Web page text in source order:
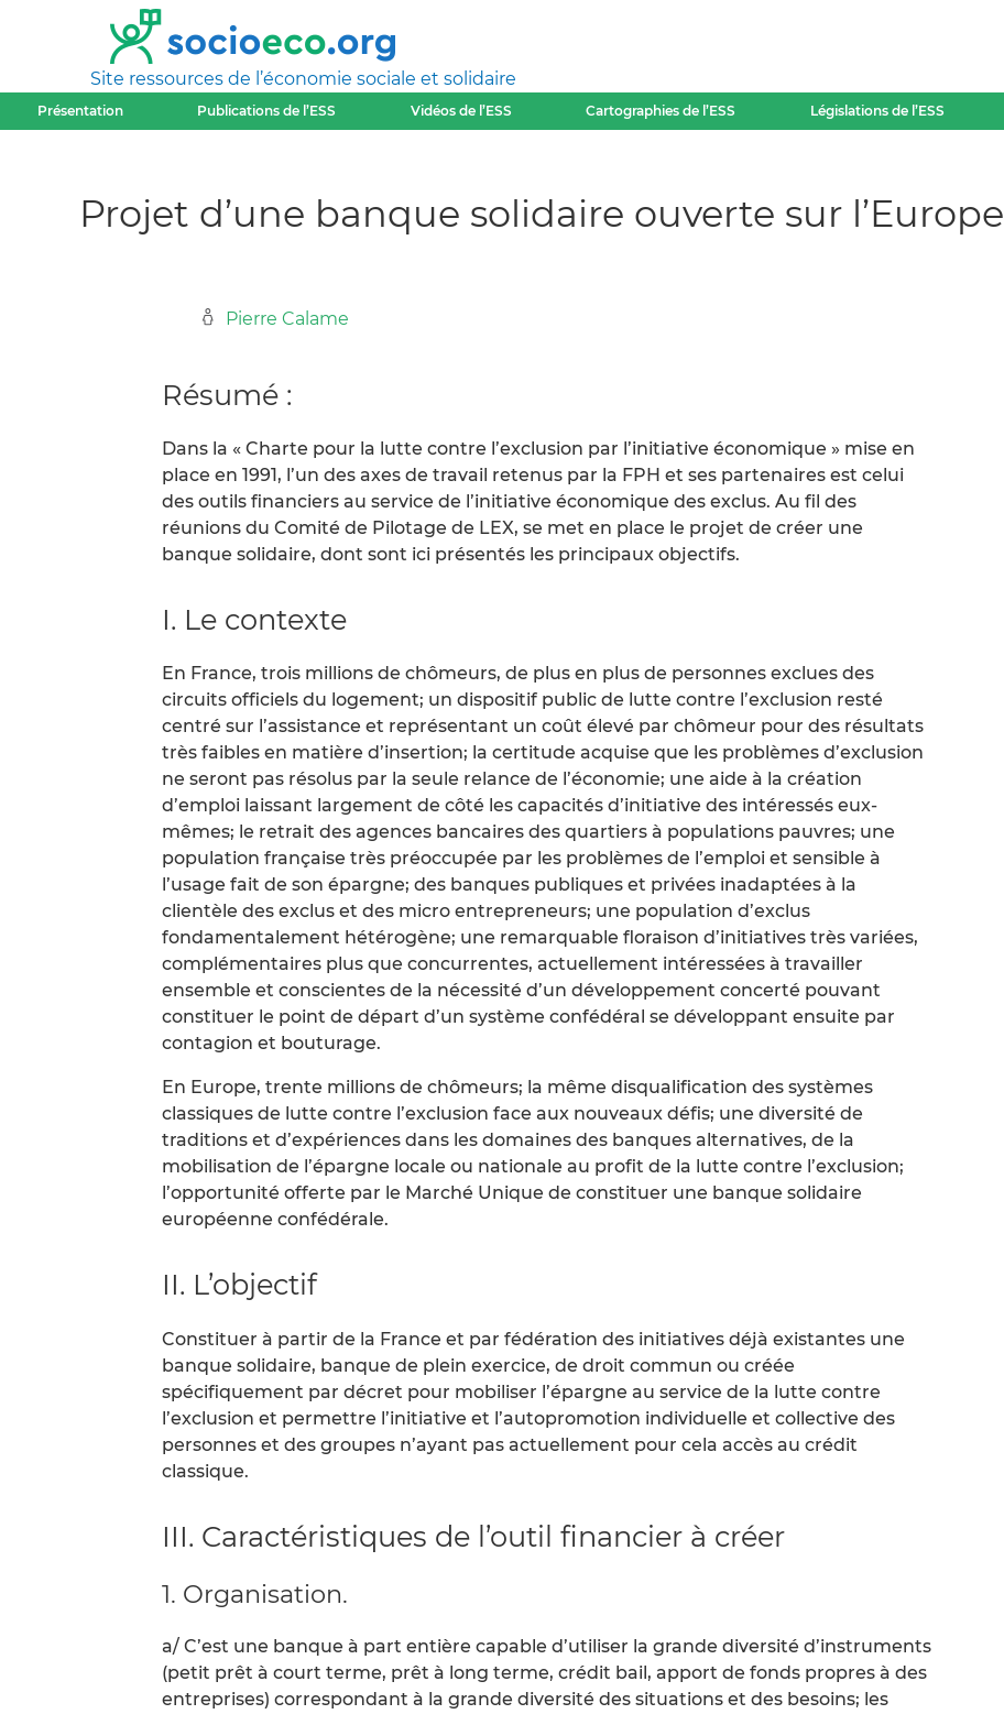
Site ressources de l’économie sociale et solidaire
Présentation Publications de l’ESS Vidéos de l’ESS Cartographies de l’ESS Législations de l’ESS
Projet d’une banque solidaire ouverte sur l’Europe
Pierre Calame
Résumé :
Dans la « Charte pour la lutte contre l’exclusion par l’initiative économique » mise en
place en 1991, l’un des axes de travail retenus par la FPH et ses partenaires est celui
des outils financiers au service de l’initiative économique des exclus. Au fil des
réunions du Comité de Pilotage de LEX, se met en place le projet de créer une
banque solidaire, dont sont ici présentés les principaux objectifs.
I. Le contexte
En France, trois millions de chômeurs, de plus en plus de personnes exclues des
circuits officiels du logement; un dispositif public de lutte contre l’exclusion resté
centré sur l’assistance et représentant un coût élevé par chômeur pour des résultats
très faibles en matière d’insertion; la certitude acquise que les problèmes d’exclusion
ne seront pas résolus par la seule relance de l’économie; une aide à la création
d’emploi laissant largement de côté les capacités d’initiative des intéressés eux-
mêmes; le retrait des agences bancaires des quartiers à populations pauvres; une
population française très préoccupée par les problèmes de l’emploi et sensible à
l’usage fait de son épargne; des banques publiques et privées inadaptées à la
clientèle des exclus et des micro entrepreneurs; une population d’exclus
fondamentalement hétérogène; une remarquable floraison d’initiatives très variées,
complémentaires plus que concurrentes, actuellement intéressées à travailler
ensemble et conscientes de la nécessité d’un développement concerté pouvant
constituer le point de départ d’un système confédéral se développant ensuite par
contagion et bouturage.
En Europe, trente millions de chômeurs; la même disqualification des systèmes
classiques de lutte contre l’exclusion face aux nouveaux défis; une diversité de
traditions et d’expériences dans les domaines des banques alternatives, de la
mobilisation de l’épargne locale ou nationale au profit de la lutte contre l’exclusion;
l’opportunité offerte par le Marché Unique de constituer une banque solidaire
européenne confédérale.
II. L’objectif
Constituer à partir de la France et par fédération des initiatives déjà existantes une
banque solidaire, banque de plein exercice, de droit commun ou créée
spécifiquement par décret pour mobiliser l’épargne au service de la lutte contre
l’exclusion et permettre l’initiative et l’autopromotion individuelle et collective des
personnes et des groupes n’ayant pas actuellement pour cela accès au crédit
classique.
III. Caractéristiques de l’outil financier à créer
1. Organisation.
a/ C’est une banque à part entière capable d’utiliser la grande diversité d’instruments
(petit prêt à court terme, prêt à long terme, crédit bail, apport de fonds propres à des
entreprises) correspondant à la grande diversité des situations et des besoins; les